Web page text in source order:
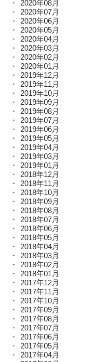
2020年08月
2020年07月
2020年06月
2020年05月
2020年04月
2020年03月
2020年02月
2020年01月
2019年12月
2019年11月
2019年10月
2019年09月
2019年08月
2019年07月
2019年06月
2019年05月
2019年04月
2019年03月
2019年01月
2018年12月
2018年11月
2018年10月
2018年09月
2018年08月
2018年07月
2018年06月
2018年05月
2018年04月
2018年03月
2018年02月
2018年01月
2017年12月
2017年11月
2017年10月
2017年09月
2017年08月
2017年07月
2017年06月
2017年05月
2017年04月